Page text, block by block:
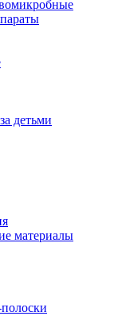
детьми
материалы